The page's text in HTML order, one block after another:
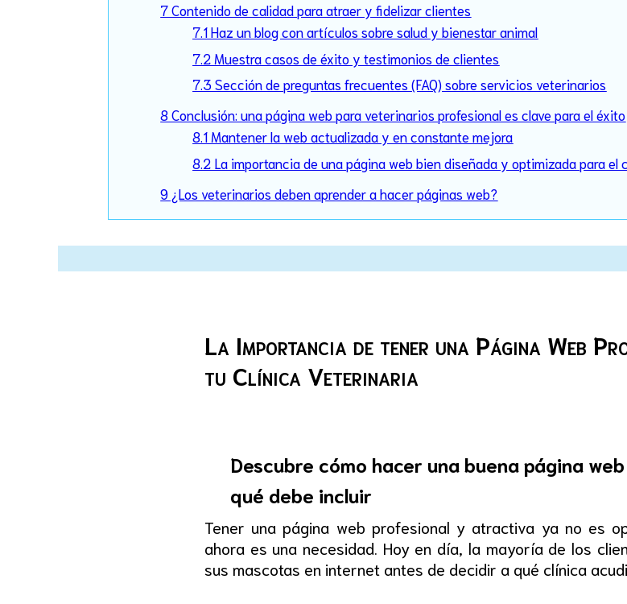
7 Contenido de calidad para atraer y fidelizar clientes
7.1 Haz un blog con artículos sobre salud y bienestar animal
7.2 Muestra casos de éxito y testimonios de clientes
7.3 Sección de preguntas frecuentes (FAQ) sobre servicios veterinarios
8 Conclusión: una página web para veterinarios profesional es clave para el éxito
8.1 Mantener la web actualizada y en constante mejora
8.2 La importancia de una página web bien diseñada y optimizada para
9 ¿Los veterinarios deben aprender a hacer páginas web?
La Importancia de tener una Página Web
tu Clínica Veterinaria
Descubre cómo hacer una buena página
qué debe incluir
Tener una página web profesional y atractiva ya no es
ahora es una necesidad. Hoy en día, la mayoría de los
sus mascotas en internet antes de decidir a qué clínica